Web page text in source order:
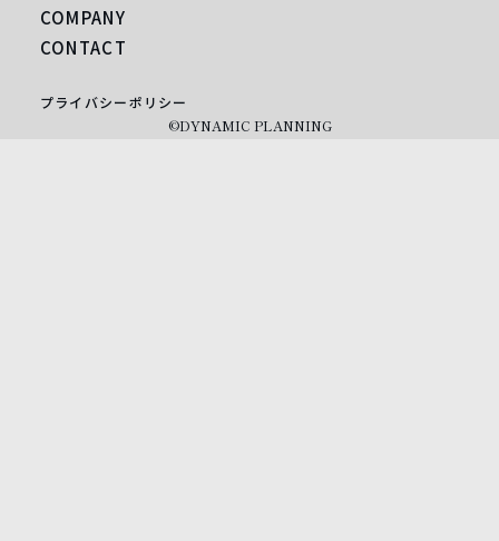
COMPANY
CONTACT
プライバシーポリシー
©DYNAMIC PLANNING